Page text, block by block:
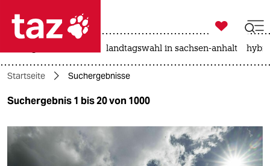
 taz zahl ich
taz zahl ich
themen
politik

taz zahl ich
landtagswahl in sachsen-anhalt
Startseite Suchergebnisse
Suchergebnis 1 bis 20 von 1000